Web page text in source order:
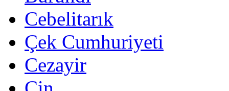
Cebelitarık
Çek Cumhuriyeti
Cezayir